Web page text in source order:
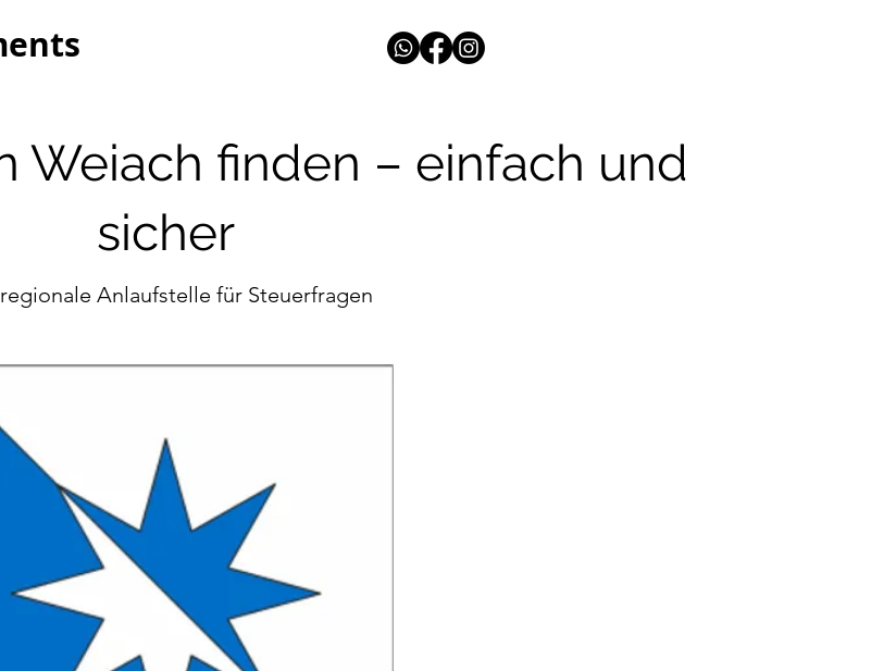
Weiach finden – einfach und
sicher
Anlaufstelle für Steuerfragen